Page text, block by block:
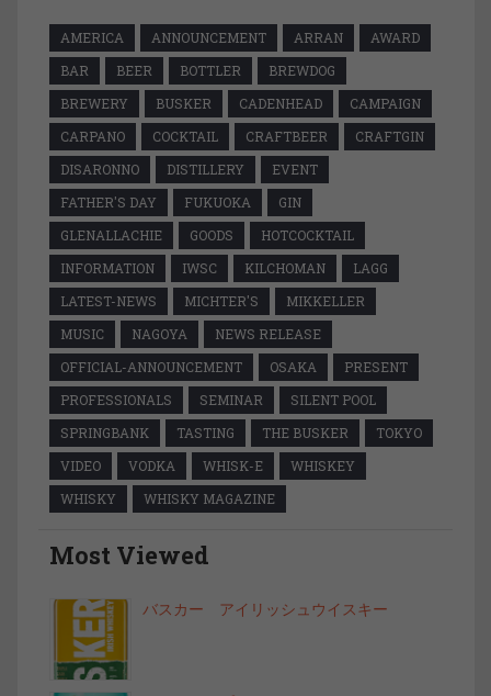
AMERICA ANNOUNCEMENT ARRAN
AWARD
BAR
BEER BOTTLER
BREWDOG
BREWERY
BUSKER CADENHEAD
CAMPAIGN
CARPANO
COCKTAIL CRAFTBEER
CRAFTGIN
DISARONNO
DISTILLERY
EVENT
FATHER'S DAY
FUKUOKA
GIN
GLENALLACHIE
GOODS
HOTCOCKTAIL
INFORMATION
IWSC KILCHOMAN
LAGG
LATEST-NEWS
MICHTER'S
MIKKELLER
MUSIC
NAGOYA
NEWS RELEASE
OFFICIAL-ANNOUNCEMENT
OSAKA
PRESENT
PROFESSIONALS
SEMINAR
SILENT POOL
SPRINGBANK
TASTING THE BUSKER
TOKYO
VIDEO
VODKA WHISK-E
WHISKEY
WHISKY
WHISKY MAGAZINE
Most Viewed
バスカー アイリッシュウイスキー